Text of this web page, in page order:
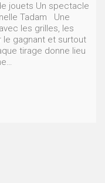
jouets Un spectacle
Tadam Une
les grilles, les
le gagnant et surtout
tirage donne lieu